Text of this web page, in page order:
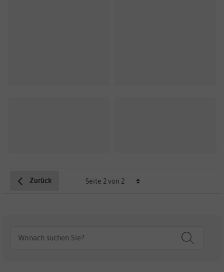
Zurück